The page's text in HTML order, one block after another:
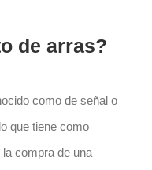
de arras?
como de señal o
que tiene como
compra de una